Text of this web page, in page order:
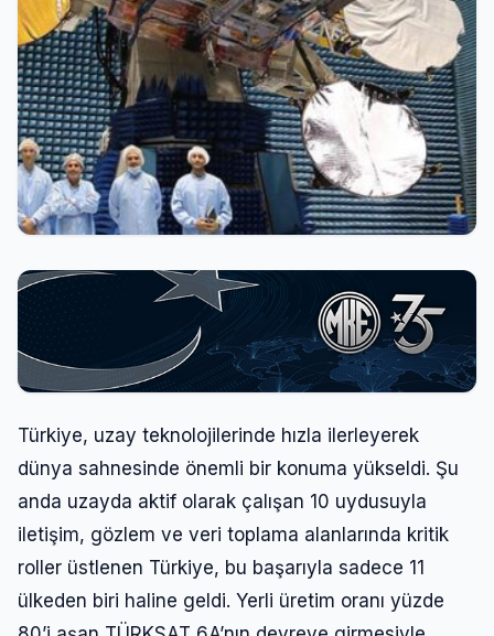
Türkiye, uzay teknolojilerinde hızla ilerleyerek
dünya sahnesinde önemli bir konuma yükseldi. Şu
anda uzayda aktif olarak çalışan 10 uydusuyla
iletişim, gözlem ve veri toplama alanlarında kritik
roller üstlenen Türkiye, bu başarıyla sadece 11
ülkeden biri haline geldi. Yerli üretim oranı yüzde